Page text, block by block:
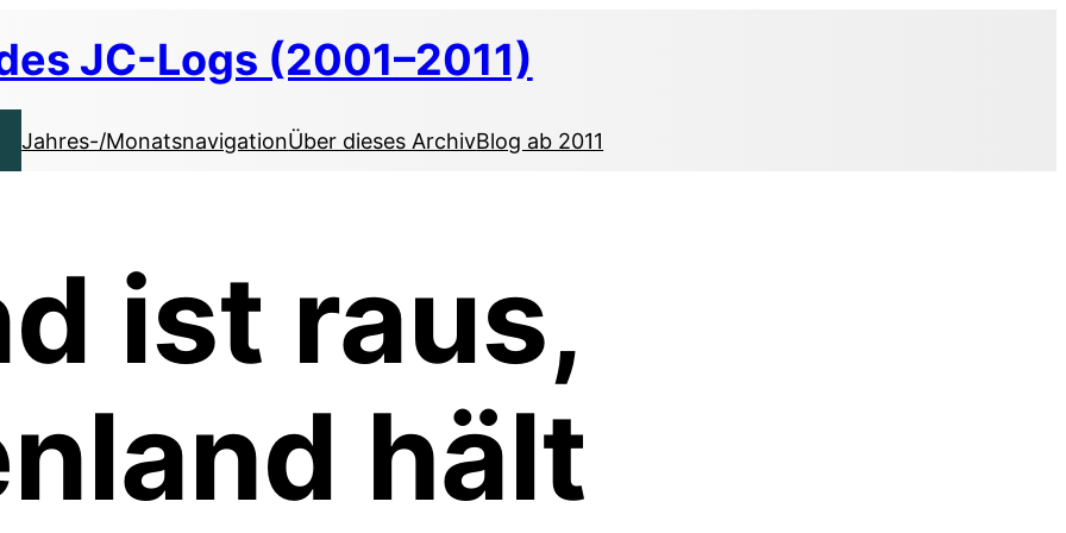
JC-Logs (2001–2011)
Jahres-/MonatsnavigationÜber dieses ArchivBlog ab 2011
ist raus,
hält